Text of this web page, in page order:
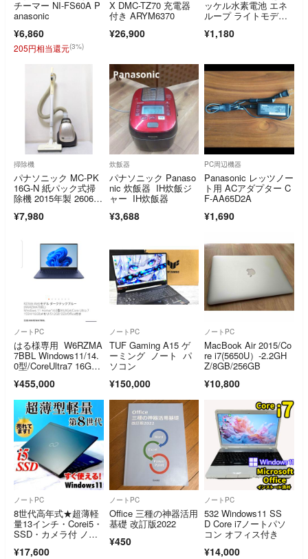
チーマー NI-FS60A P
anasonic
¥6,860
205円相当還元(3%)
X DMC-TZ70 充電器
付き ARYM6370
¥26,900
ッケル水素電池 エネ
ループ ライトモデ
LCD/4H】
¥1,180
掃除機
パナソニック MC-PK
16G-N 紙パック式掃
除機 2015年製 260623
¥7,980
炊飯器
パナソニック Panaso
nic 炊飯器 IH炊飯ジ
ャー IH炊飯器
¥3,688
PC周辺機器
Panasonic レッツノー
ト用 ACアダプター C
F-AA65D2A
¥1,690
ノートPC
はる様専用 W6RZMA
7BBL Windows11/14.
0型/CoreUltra7 16GB/
¥455,000
ノートPC
TUF Gaming A15 ゲ
ーミング ノート パ
ソコン
¥150,000
ノートPC
MacBook Air 2015/Co
re i7(5650U）-2.2GH
Z/8GB/256GB
¥10,800
ノートPC
8世代高年式★超薄軽
量13インチ・Corei5・
SSD・カメラ付 ノー
¥17,600
ノートPC
Office 三種の神器活用
基礎 改訂版2022
¥450
ノートPC
532 Windows11 SS
D Core i7ノートパソ
コン オフィス付き
¥14,000